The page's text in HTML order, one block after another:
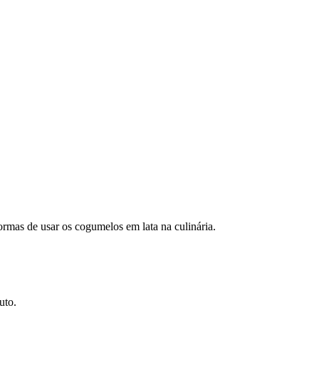
de usar os cogumelos em lata na culinária.